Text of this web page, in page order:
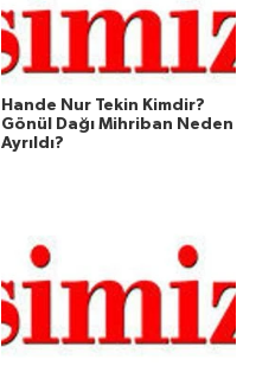
Hande Nur Tekin Kimdir?
Gönül Dağı Mihriban Neden
Ayrıldı?